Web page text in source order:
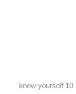
know yourself 10